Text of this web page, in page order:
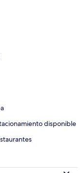
a pie de algunas
está a 7 minutos
disponible